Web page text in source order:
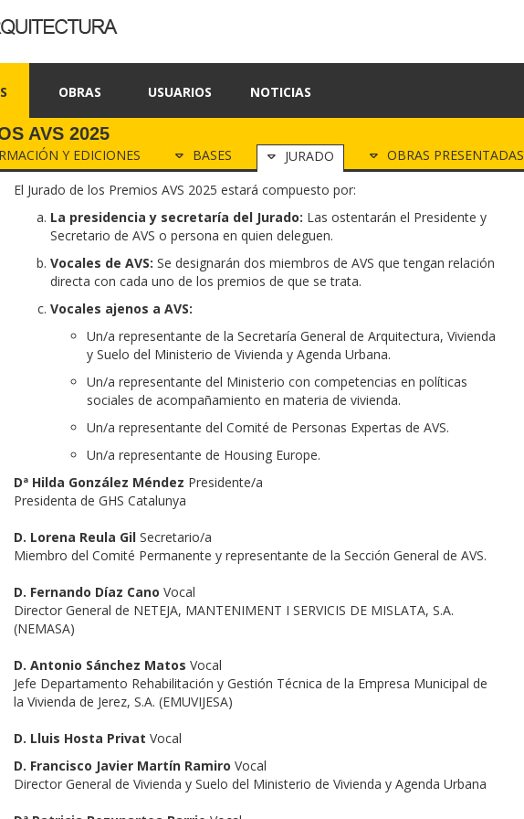
OBRAS USUARIOS NOTICIAS
AVS 2025
Y EDICIONES BASES JURADO
OBRAS PRESENTADAS
El Jurado de los Premios AVS 2025 estará compuesto por:
La presidencia y secretaría del Jurado: Las ostentarán el Presidente y
Secretario de AVS o persona en quien deleguen.
Vocales de AVS: Se designarán dos miembros de AVS que tengan relación
directa con cada uno de los premios de que se trata.
Vocales ajenos a AVS:
Un/a representante de la Secretaría General de Arquitectura, Vivienda
y Suelo del Ministerio de Vivienda y Agenda Urbana.
Un/a representante del Ministerio con competencias en políticas
sociales de acompañamiento en materia de vivienda.
Un/a representante del Comité de Personas Expertas de AVS.
Un/a representante de Housing Europe.
Dª Hilda González Méndez Presidente/a
Presidenta de GHS Catalunya
D. Lorena Reula Gil Secretario/a
Miembro del Comité Permanente y representante de la Sección General de AVS.
D. Fernando Díaz Cano Vocal
Director General de NETEJA, MANTENIMENT I SERVICIS DE MISLATA, S.A.
(NEMASA)
D. Antonio Sánchez Matos Vocal
Jefe Departamento Rehabilitación y Gestión Técnica de la Empresa Municipal de
la Vivienda de Jerez, S.A. (EMUVIJESA)
D. Lluis Hosta Privat Vocal
D. Francisco Javier Martín Ramiro Vocal
Director General de Vivienda y Suelo del Ministerio de Vivienda y Agenda Urbana